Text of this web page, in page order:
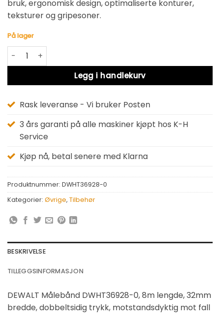
bruk, ergonomisk design, optimaliserte konturer,
teksturer og gripesoner.
På lager
DWHT36928-0 MÅLEBÅND 8M antall
Legg i handlekurv
Alternative:
Rask leveranse - Vi bruker Posten
3 års garanti på alle maskiner kjøpt hos K-H
Service
Kjøp nå, betal senere med Klarna
Produktnummer: DWHT36928-0
Kategorier: Øvrige, Tilbehør
BESKRIVELSE
TILLEGGSINFORMASJON
DEWALT Målebånd DWHT36928-0, 8m lengde, 32mm
bredde, dobbeltsidig trykk, motstandsdyktig mot fall